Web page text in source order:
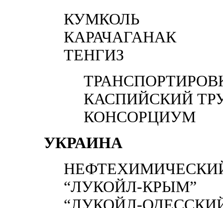
КУМКОЛЬ
КАРАЧАГАНАК
ТЕНГИЗ
КАСПИЙСКИЙ
КОНСОРЦИУМ
УКРАИНА
“ЛУКОЙЛ-КРЫМ”